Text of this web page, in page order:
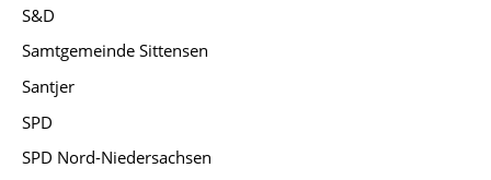
S&D
Samtgemeinde Sittensen
Santjer
SPD
SPD Nord-Niedersachsen